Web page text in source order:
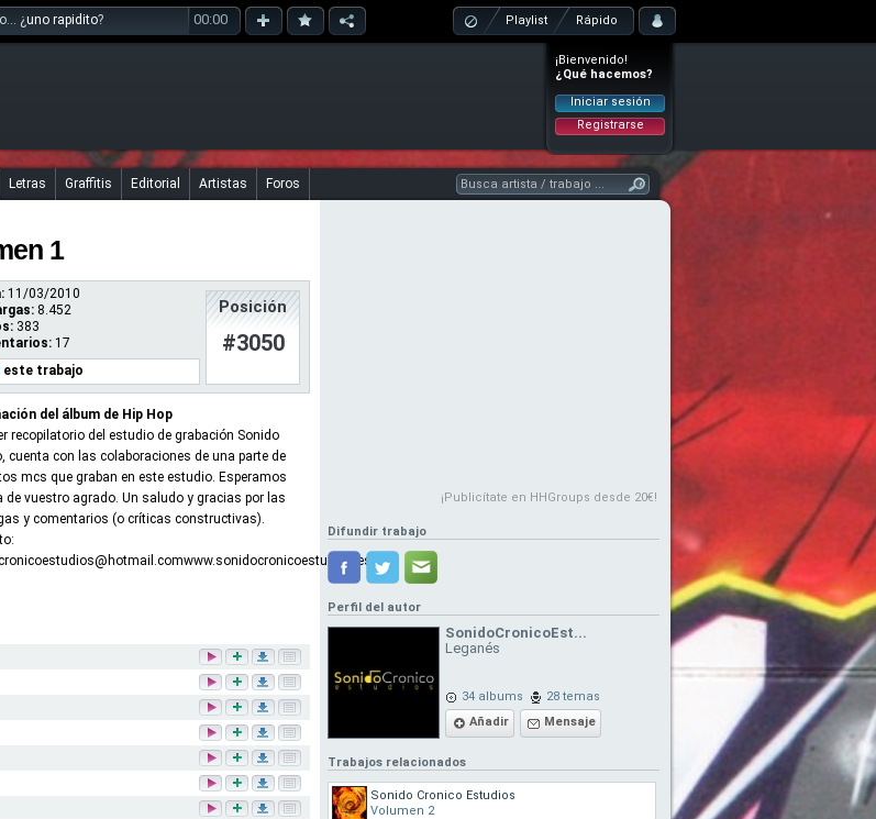
¿uno rapidito? 00:00 Playlist Rápido
¡Bienvenido!
¿Qué hacemos?
Iniciar sesión
Registrarse
Letras Graffitis Editorial Artistas Foros
1
11/03/2010
8.452
383
17
este trabajo
Posición
#3050
del álbum de Hip Hop
recopilatorio del estudio de grabación Sonido
cuenta con las colaboraciones de una parte de
mcs que graban en este estudio. Esperamos
de vuestro agrado. Un saludo y gracias por las
y comentarios (o críticas constructivas).
¡Publicítate en HHGroups desde 20€!
Difundir trabajo
Perfil del autor
SonidoCronicoEst...
Leganés
34 albums
28 temas
Añadir
Mensaje
Trabajos relacionados
Sonido Cronico Estudios
Volumen 2